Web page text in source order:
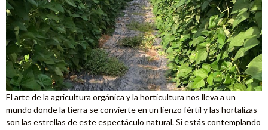
El arte de la agricultura orgánica y la horticultura nos lleva a un
mundo donde la tierra se convierte en un lienzo fértil y las hortalizas
son las estrellas de este espectáculo natural. Si estás contemplando